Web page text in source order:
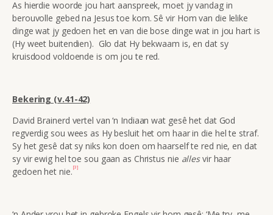
As hierdie woorde jou hart aanspreek, moet jy vandag in
berouvolle gebed na Jesus toe kom. Sê vir Hom van die lelike
dinge wat jy gedoen het en van die bose dinge wat in jou hart is
(Hy weet buitendien). Glo dat Hy bekwaam is, en dat sy
kruisdood voldoende is om jou te red.
Bekering (v.41-42)
David Brainerd vertel van ‘n Indiaan wat gesê het dat God
regverdig sou wees as Hy besluit het om haar in die hel te straf.
Sy het gesê dat sy niks kon doen om haarself te red nie, en dat
sy vir ewig hel toe sou gaan as Christus nie allesvir haar
gedoen het nie. [3]